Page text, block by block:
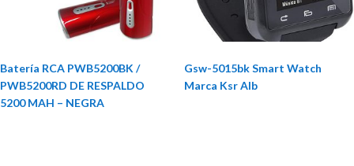
Batería RCA PWB5200BK /
PWB5200RD DE RESPALDO
5200 MAH – NEGRA
Gsw-5015bk Smart Watch
Marca Ksr Alb